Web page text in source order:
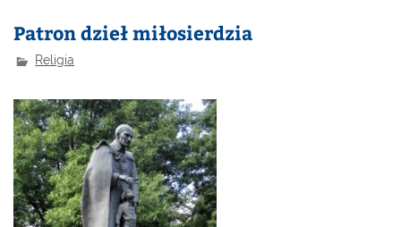
Patron dzieł miłosierdzia
Religia